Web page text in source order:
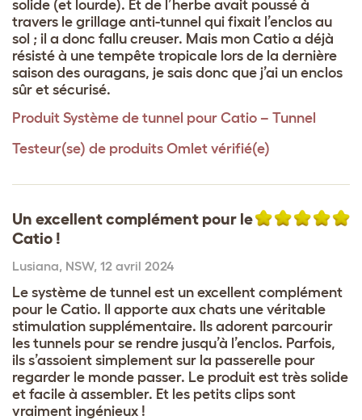
solide (et lourde). Et de l’herbe avait poussé à
travers le grillage anti-tunnel qui fixait l’enclos au
sol ; il a donc fallu creuser. Mais mon Catio a déjà
résisté à une tempête tropicale lors de la dernière
saison des ouragans, je sais donc que j’ai un enclos
sûr et sécurisé.
Produit Système de tunnel pour Catio – Tunnel
Testeur(se) de produits Omlet vérifié(e)
Un excellent complément pour le
Catio !
Lusiana NSW, 12 avril 2024
Le système de tunnel est un excellent complément
pour le Catio. Il apporte aux chats une véritable
stimulation supplémentaire. Ils adorent parcourir
les tunnels pour se rendre jusqu’à l’enclos. Parfois,
ils s’assoient simplement sur la passerelle pour
regarder le monde passer. Le produit est très solide
et facile à assembler. Et les petits clips sont
vraiment ingénieux !